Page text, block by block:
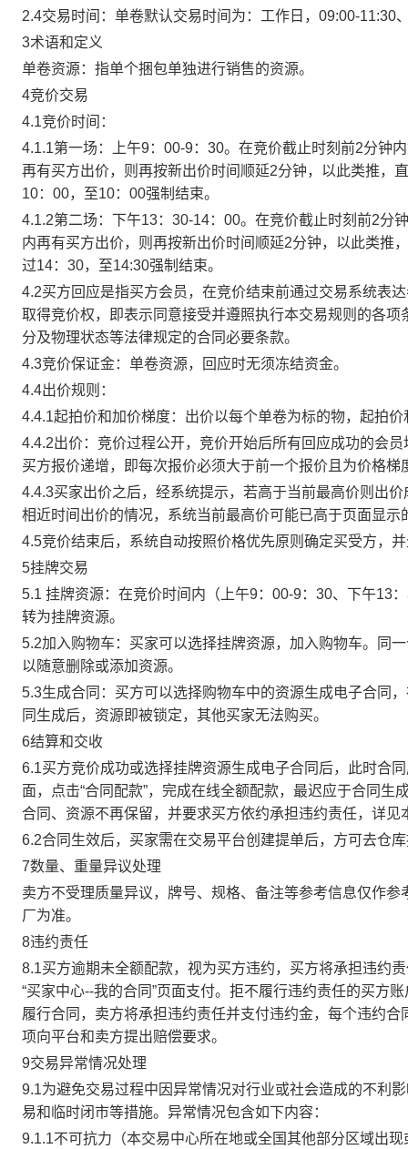
2.4交易时间：单卷默认交易时间为：工作日，09:00-11:30
3术语和定义
单卷资源：指单个捆包单独进行销售的资源。
4竞价交易
4.1竞价时间：
4.1.1第一场：上午9：00-9：30。在竞价截止时刻前2分钟
再有买方出价，则再按新出价时间顺延2分钟，以此类推，
10：00，至10：00强制结束。
4.1.2第二场：下午13：30-14：00。在竞价截止时刻前2分
内再有买方出价，则再按新出价时间顺延2分钟，以此类推
过14：30，至14:30强制结束。
4.2买方回应是指买方会员，在竞价结束前通过交易系统表
取得竞价权，即表示同意接受并遵照执行本交易规则的各
分及物理状态等法律规定的合同必要条款。
4.3竞价保证金：单卷资源，回应时无须冻结资金。
4.4出价规则：
4.4.1起拍价和加价梯度：出价以每个单卷为标的物，起拍
4.4.2出价：竞价过程公开，竞价开始后所有回应成功的会
买方报价递增，即每次报价必须大于前一个报价且为价格
4.4.3买家出价之后，经系统提示，若高于当前最高价则出
相近时间出价的情况，系统当前最高价可能已高于页面显示
4.5竞价结束后，系统自动按照价格优先原则确定买受方，
5挂牌交易
5.1 挂牌资源：在竞价时间内（上午9：00-9：30、下午13
转为挂牌资源。
5.2加入购物车：买家可以选择挂牌资源，加入购物车。同
以随意删除或添加资源。
5.3生成合同：买方可以选择购物车中的资源生成电子合同
同生成后，资源即被锁定，其他买家无法购买。
6结算和交收
6.1买方竞价成功或选择挂牌资源生成电子合同后，此时合
面，点击“合同配款”，完成在线全额配款，最迟应于合同
合同、资源不再保留，并要求买方依约承担违约责任，详见
6.2合同生效后，买家需在交易平台创建提单后，方可去仓
7数量、重量异议处理
卖方不受理质量异议，牌号、规格、备注等参考信息仅作
厂为准。
8违约责任
8.1买方逾期未全额配款，视为买方违约，买方将承担违约
“买家中心--我的合同”页面支付。拒不履行违约责任的买方
履行合同，卖方将承担违约责任并支付违约金，每个违约
项向平台和卖方提出赔偿要求。
9交易异常情况处理
9.1为避免交易过程中因异常情况对行业或社会造成的不利
易和临时闭市等措施。异常情况包含如下内容：
9.1.1不可抗力（本交易中心所在地或全国其他部分区域出